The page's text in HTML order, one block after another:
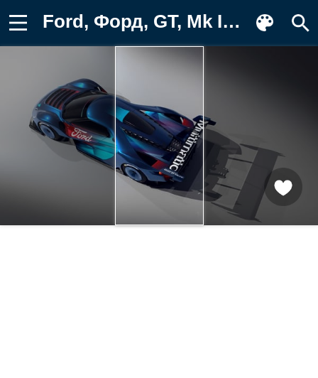
Ford, Форд, GT, Mk IV, 2023, машины Обои для телефона